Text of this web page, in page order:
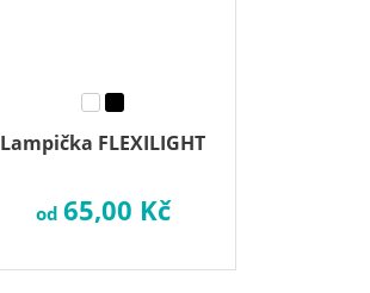
Lampička FLEXILIGHT
od 65,00 Kč